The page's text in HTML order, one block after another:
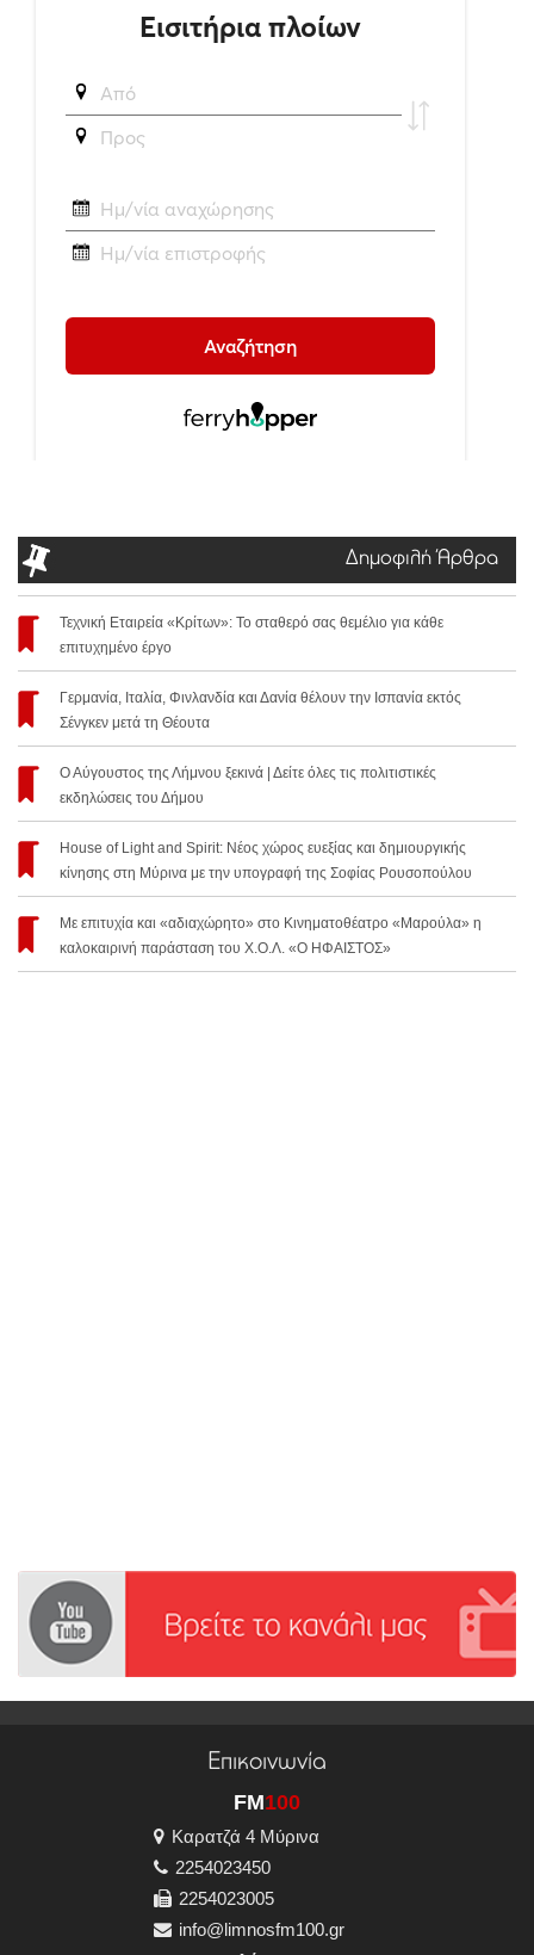
Δημοφιλή Άρθρα
Τεχνική Εταιρεία «Κρίτων»: Το σταθερό σας θεμέλιο για κάθε
επιτυχημένο έργο
Γερμανία, Ιταλία, Φινλανδία και Δανία θέλουν την Ισπανία εκτός
Σένγκεν μετά τη Θέουτα
Ο Αύγουστος της Λήμνου ξεκινά | Δείτε όλες τις πολιτιστικές
εκδηλώσεις του Δήμου
House of Light and Spirit: Νέος χώρος ευεξίας και δημιουργικής
κίνησης στη Μύρινα με την υπογραφή της Σοφίας Ρουσοπούλου
Με επιτυχία και «αδιαχώρητο» στο Κινηματοθέατρο «Μαρούλα» η
καλοκαιρινή παράσταση του Χ.Ο.Λ. «Ο ΗΦΑΙΣΤΟΣ»
Επικοινωνία
FM100
Καρατζά 4 Μύρινα
2254023450
2254023005
info@limnosfm100.gr